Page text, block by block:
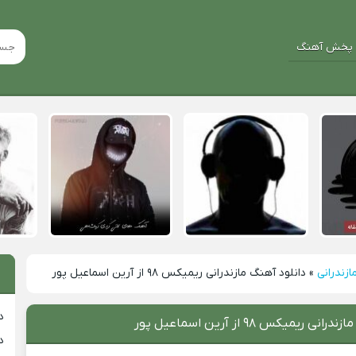
پخش آهنگ
» دانلود آهنگ مازندرانی ریمیکس ۹۸ از آرین اسماعیل پور
ریمیکس ۹۸ از آرین اسماعیل پور